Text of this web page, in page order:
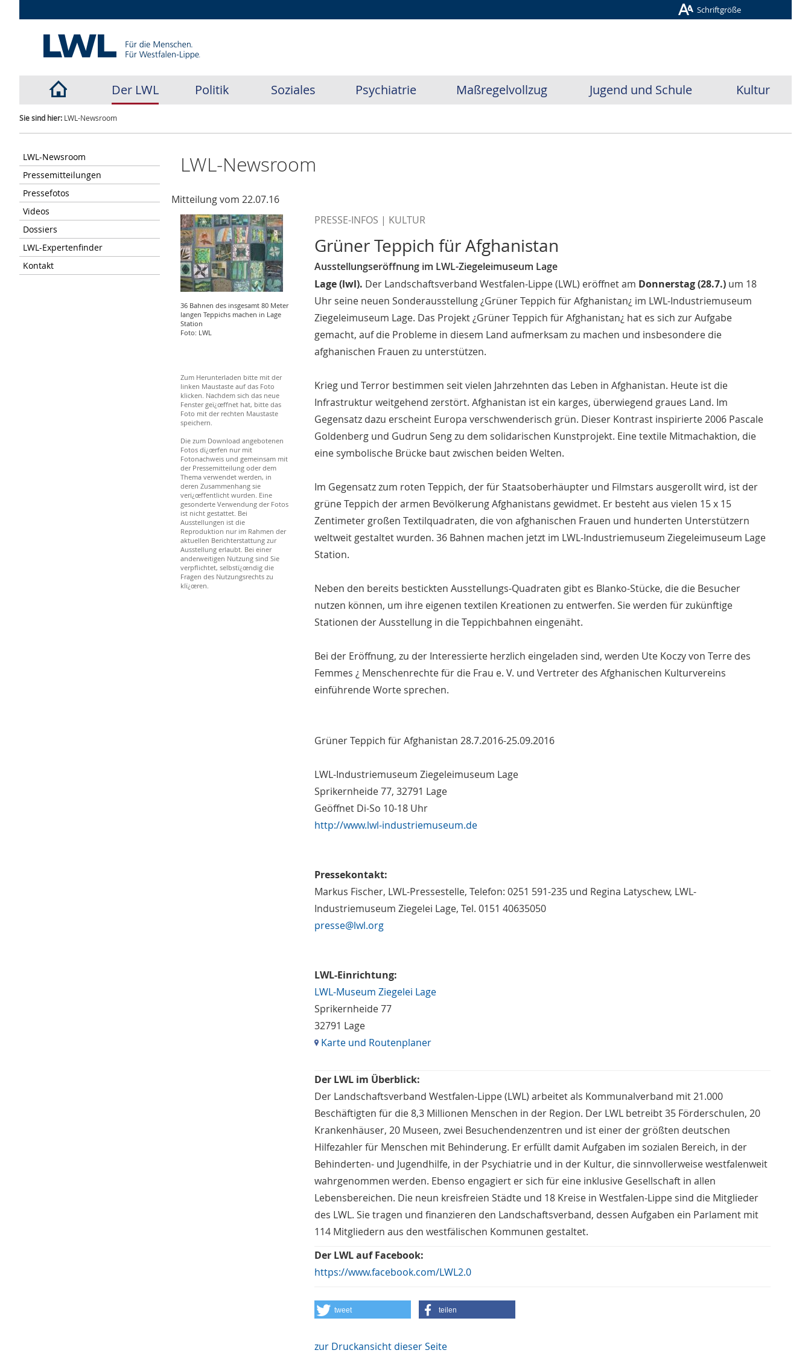
Schriftgröße
Der LWL Politik Soziales Psychiatrie Maßregelvollzug Jugend und Schule Kultur
Sie sind hier: LWL-Newsroom
LWL-Newsroom
Pressemitteilungen
Pressefotos
Videos
Dossiers
LWL-Expertenfinder
Kontakt
LWL-Newsroom
Mitteilung vom 22.07.16
36 Bahnen des insgesamt 80 Meter
langen Teppichs machen in Lage
Station
Foto: LWL
Zum Herunterladen bitte mit der
linken Maustaste auf das Foto
klicken. Nachdem sich das neue
Fenster geï¿œffnet hat, bitte das
Foto mit der rechten Maustaste
speichern.
Die zum Download angebotenen
Fotos dï¿œrfen nur mit
Fotonachweis und gemeinsam mit
der Pressemitteilung oder dem
Thema verwendet werden, in
deren Zusammenhang sie
verï¿œffentlicht wurden. Eine
gesonderte Verwendung der Fotos
ist nicht gestattet. Bei
Ausstellungen ist die
Reproduktion nur im Rahmen der
aktuellen Berichterstattung zur
Ausstellung erlaubt. Bei einer
anderweitigen Nutzung sind Sie
verpflichtet, selbstï¿œndig die
Fragen des Nutzungsrechts zu
klï¿œren.
PRESSE-INFOS | KULTUR
Grüner Teppich für Afghanistan
Ausstellungseröffnung im LWL-Ziegeleimuseum Lage
Lage (lwl). Der Landschaftsverband Westfalen-Lippe (LWL) eröffnet am Donnerstag (28.7.)um 18
Uhr seine neuen Sonderausstellung ¿Grüner Teppich für Afghanistan¿ im LWL-Industriemuseum
Ziegeleimuseum Lage. Das Projekt ¿Grüner Teppich für Afghanistan¿ hat es sich zur Aufgabe
gemacht, auf die Probleme in diesem Land aufmerksam zu machen und insbesondere die
afghanischen Frauen zu unterstützen.
Krieg und Terror bestimmen seit vielen Jahrzehnten das Leben in Afghanistan. Heute ist die
Infrastruktur weitgehend zerstört. Afghanistan ist ein karges, überwiegend graues Land. Im
Gegensatz dazu erscheint Europa verschwenderisch grün. Dieser Kontrast inspirierte 2006 Pascale
Goldenberg und Gudrun Seng zu dem solidarischen Kunstprojekt. Eine textile Mitmachaktion, die
eine symbolische Brücke baut zwischen beiden Welten.
Im Gegensatz zum roten Teppich, der für Staatsoberhäupter und Filmstars ausgerollt wird, ist der
grüne Teppich der armen Bevölkerung Afghanistans gewidmet. Er besteht aus vielen 15 x 15
Zentimeter großen Textilquadraten, die von afghanischen Frauen und hunderten Unterstützern
weltweit gestaltet wurden. 36 Bahnen machen jetzt im LWL-Industriemuseum Ziegeleimuseum Lage
Station.
Neben den bereits bestickten Ausstellungs-Quadraten gibt es Blanko-Stücke, die die Besucher
nutzen können, um ihre eigenen textilen Kreationen zu entwerfen. Sie werden für zukünftige
Stationen der Ausstellung in die Teppichbahnen eingenäht.
Bei der Eröffnung, zu der Interessierte herzlich eingeladen sind, werden Ute Koczy von Terre des
Femmes ¿ Menschenrechte für die Frau e. V. und Vertreter des Afghanischen Kulturvereins
einführende Worte sprechen.
Grüner Teppich für Afghanistan 28.7.2016-25.09.2016
LWL-Industriemuseum Ziegeleimuseum Lage
Sprikernheide 77, 32791 Lage
Geöffnet Di-So 10-18 Uhr
http://www.lwl-industriemuseum.de
Pressekontakt:
Markus Fischer, LWL-Pressestelle, Telefon: 0251 591-235 und Regina Latyschew, LWL-
Industriemuseum Ziegelei Lage, Tel. 0151 40635050
presse@lwl.org
LWL-Einrichtung:
LWL-Museum Ziegelei Lage
Sprikernheide 77
32791 Lage
Karte und Routenplaner
Der LWL im Überblick:
Der Landschaftsverband Westfalen-Lippe (LWL) arbeitet als Kommunalverband mit 21.000
Beschäftigten für die 8,3 Millionen Menschen in der Region. Der LWL betreibt 35 Förderschulen, 20
Krankenhäuser, 20 Museen, zwei Besuchendenzentren und ist einer der größten deutschen
Hilfezahler für Menschen mit Behinderung. Er erfüllt damit Aufgaben im sozialen Bereich, in der
Behinderten- und Jugendhilfe, in der Psychiatrie und in der Kultur, die sinnvollerweise westfalenweit
wahrgenommen werden. Ebenso engagiert er sich für eine inklusive Gesellschaft in allen
Lebensbereichen. Die neun kreisfreien Städte und 18 Kreise in Westfalen-Lippe sind die Mitglieder
des LWL. Sie tragen und finanzieren den Landschaftsverband, dessen Aufgaben ein Parlament mit
114 Mitgliedern aus den westfälischen Kommunen gestaltet.
Der LWL auf Facebook:
https://www.facebook.com/LWL2.0
tweet teilen
zur Druckansicht dieser Seite